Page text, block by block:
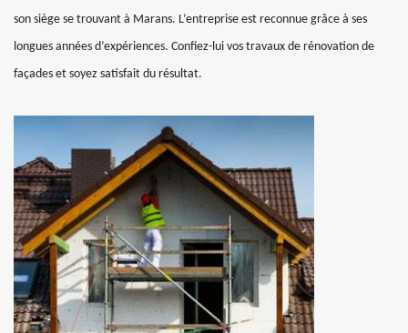
son siège se trouvant à Marans. L’entreprise est reconnue grâce à ses
longues années d’expériences. Confiez-lui vos travaux de rénovation de
façades et soyez satisfait du résultat.